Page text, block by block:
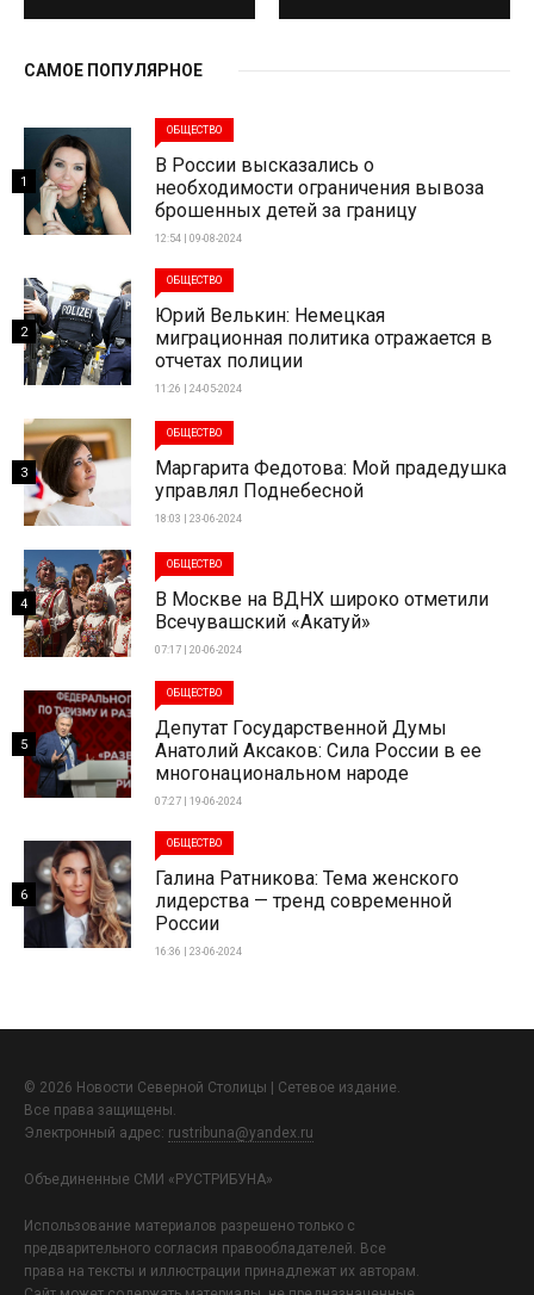
САМОЕ ПОПУЛЯРНОЕ
ОБЩЕСТВО
В России высказались о
необходимости ограничения вывоза
брошенных детей за границу
12:54 | 09-08-2024
1
ОБЩЕСТВО
Юрий Велькин: Немецкая
миграционная политика отражается в
отчетах полиции
11:26 | 24-05-2024
2
ОБЩЕСТВО
Маргарита Федотова: Мой прадедушка
управлял Поднебесной
18:03 | 23-06-2024
3
ОБЩЕСТВО
В Москве на ВДНХ широко отметили
Всечувашский «Акатуй»
07:17 | 20-06-2024
4
ОБЩЕСТВО
Депутат Государственной Думы
Анатолий Аксаков: Сила России в ее
многонациональном народе
07:27 | 19-06-2024
5
ОБЩЕСТВО
Галина Ратникова: Тема женского
лидерства — тренд современной
России
16:36 | 23-06-2024
6
© 2026 Новости Северной Столицы | Сетевое издание.
Все права защищены.
Электронный адрес: rustribuna@yandex.ru
Объединенные СМИ «РУСТРИБУНА»
Использование материалов разрешено только с
предварительного согласия правообладателей. Все
права на тексты и иллюстрации принадлежат их авторам.